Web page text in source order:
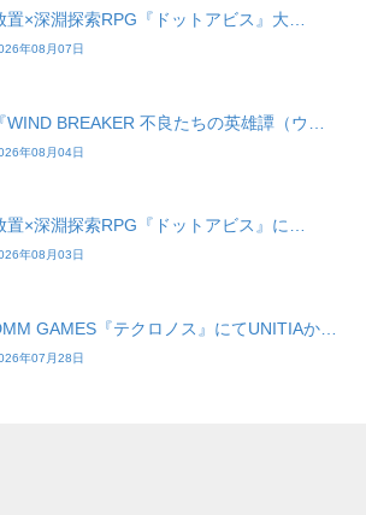
置×深淵探索RPG『ドットアビス』大…
年08月07日
『WIND BREAKER 不良たちの英雄譚（ウ…
年08月04日
置×深淵探索RPG『ドットアビス』に…
年08月03日
GAMES『テクロノス』にてUNITIAか…
年07月28日